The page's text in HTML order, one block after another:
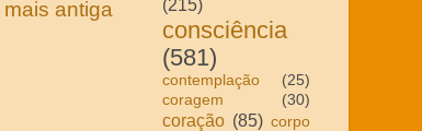
antiga
(215)
consciência
(581)
contemplação
(25)
coragem
(30)
coração (85) corpo